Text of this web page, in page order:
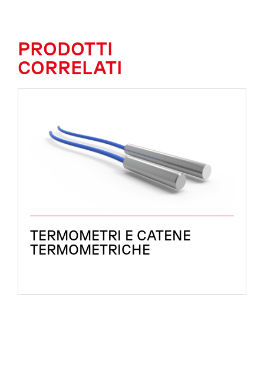
PRODOTTI
CORRELATI
TERMOMETRI E CATENE
TERMOMETRICHE